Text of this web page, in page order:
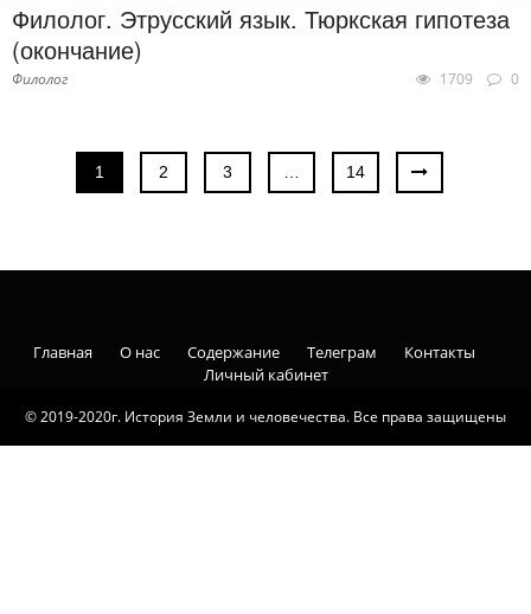
Филолог. Этрусский язык. Тюркская гипотеза
(окончание)
Филолог 1709 0
1 2 3 14
© 2019-2020г. История Земли и человечества. Все права защищены
Главная О нас Содержание Телеграм
Контакты
Личный кабинет